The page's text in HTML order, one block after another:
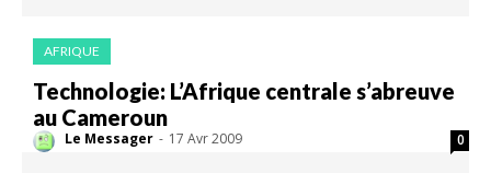
AFRIQUE
Technologie: L’Afrique centrale s’abreuve
au Cameroun
Le Messager - 17 Avr 2009 0